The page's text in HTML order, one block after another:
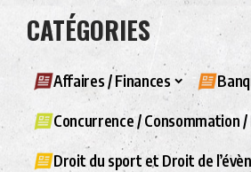
CATÉGORIES
Affaires / Finances
Concurrence / Consommation
Droit du sport et Droit de